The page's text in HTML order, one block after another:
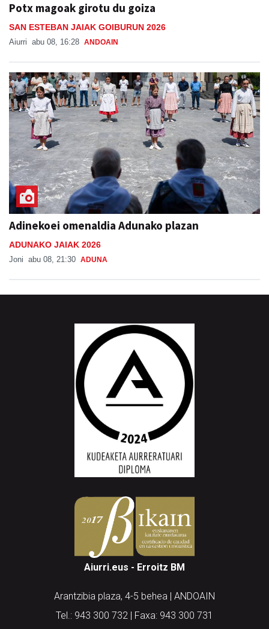
Potx magoak girotu du goiza
SAN ESTEBAN JAIAK GOIBURUN 2026
Aiurri abu 08, 16:28 ANDOAIN
Adinekoei omenaldia Adunako plazan
ADUNAKO JAIAK 2026
Joni abu 08, 21:30 ADUNA
Aiurri.eus - Erroitz BM
Arantzibia plaza, 4-5 behea | ANDOAIN
Tel.: 943 300 732 | Faxa: 943 300 731